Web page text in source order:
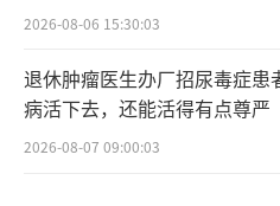
2026-08-06 15:30:03
退休肿瘤医生办厂招尿毒症患
病活下去，还能活得有点尊严
2026-08-07 09:00:03